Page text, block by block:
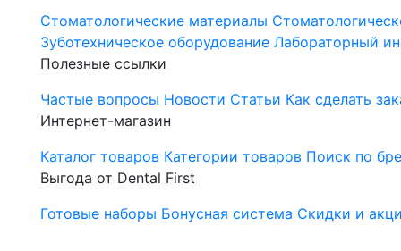
Стоматологические материалы
Зуботехническое оборудование Лабораторный
Полезные ссылки
Частые вопросы Новости Статьи Как сделать
Интернет-магазин
Каталог товаров Категории товаров Поиск по
Выгода от Dental First
Готовые наборы Бонусная система Скидки и